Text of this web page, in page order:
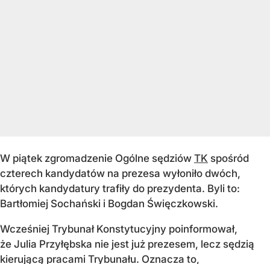
W piątek zgromadzenie Ogólne sędziów TK spośród
czterech kandydatów na prezesa wyłoniło dwóch,
których kandydatury trafiły do prezydenta. Byli to:
Bartłomiej Sochański i Bogdan Święczkowski.
Wcześniej Trybunał Konstytucyjny poinformował,
że Julia Przyłębska nie jest już prezesem, lecz sędzią
kierującą pracami Trybunału. Oznacza to,